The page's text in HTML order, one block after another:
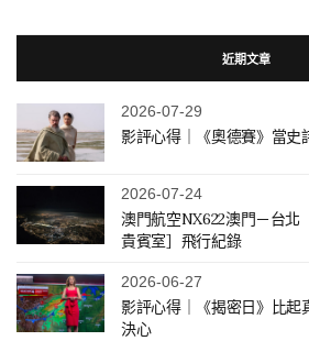
近期文章
2026-07-29
影評心得｜《奧德賽》當史
2026-07-24
澳門航空NX622澳門－台北
貴賓室］飛行紀錄
2026-06-27
影評心得｜《揭密日》比起
決心